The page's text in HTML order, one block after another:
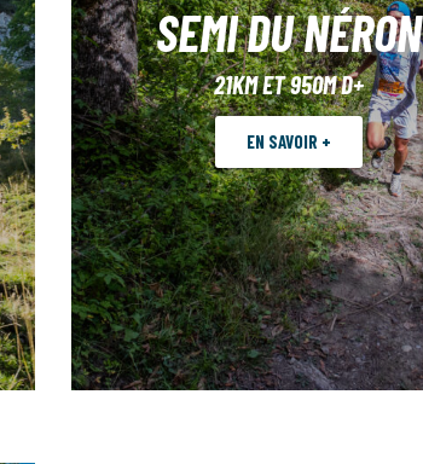
SEMI DU NÉRON
21KM ET 950M D+
EN SAVOIR +